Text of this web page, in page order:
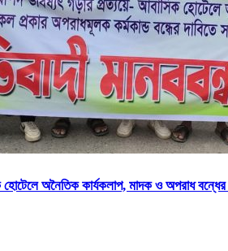
হোটেলে অনৈতিক কার্যকলাপ, মাদক ও অপরাধ বন্ধের